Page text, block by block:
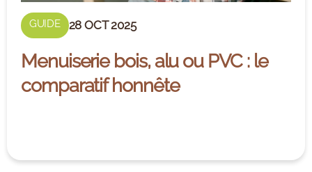
GUIDE 28 OCT 2025
Menuiserie bois, alu ou PVC : le
comparatif honnête